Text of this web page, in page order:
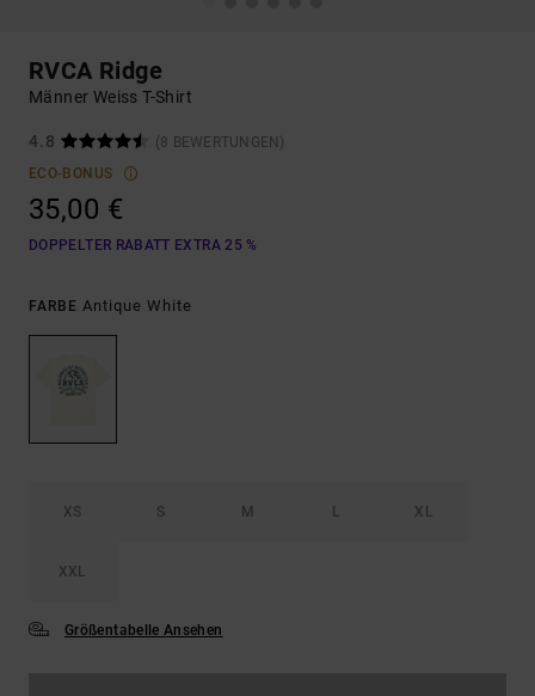
RVCA Ridge
Männer Weiss T-Shirt
4.8
(8 BEWERTUNGEN)
ECO-BONUS
35,00 €
DOPPELTER RABATT EXTRA 25 %
FARBE Antique White
XS S M L XL
XXL
Größentabelle Ansehen